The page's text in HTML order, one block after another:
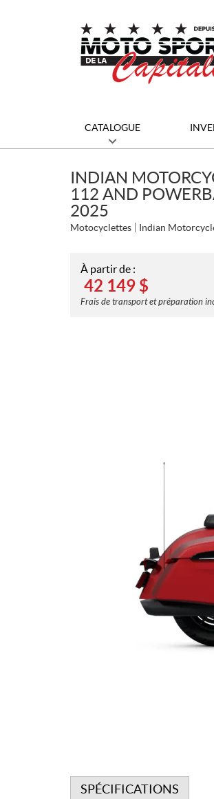
CATALOGUE
INDIAN
112 AND
2025
Motocyclettes Indian
À partir de :
42 149 $
Frais de transport et préparation
SPÉCIFICATIONS